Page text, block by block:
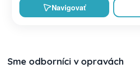
Navigovať
Sme odborníci v opravách